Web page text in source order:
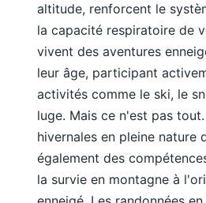
altitude, renforcent le
la capacité respiratoire de
vivent des aventures
leur âge, participant
activités comme le ski, le
luge. Mais ce n'est pas
hivernales en pleine nature
également des
la survie en montagne à